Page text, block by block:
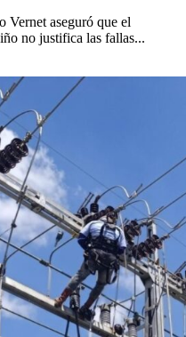
Vernet aseguró que el
no justifica las fallas...